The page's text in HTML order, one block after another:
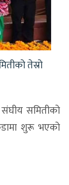
तेस्रो
समितीको
शुरू भएको